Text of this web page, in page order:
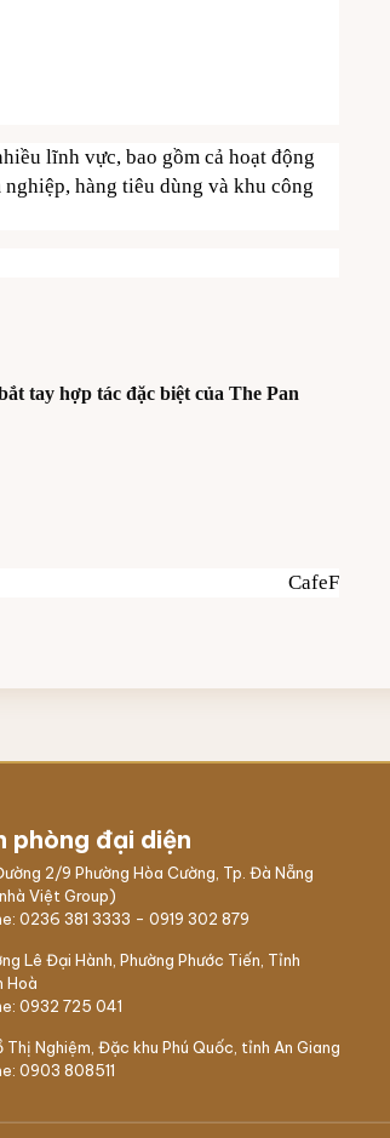
lĩnh vực, bao gồm cả hoạt động
hàng tiêu dùng và khu công
tay hợp tác đặc biệt của The Pan
CafeF
phòng đại diện
2/9 Phường Hòa Cường, Tp. Đà Nẵng
Việt Group)
0236 381 3333 -0919 302 879
Lê Đại Hành, Phường Phước Tiến, Tỉnh
Hoà
0932 725 041
Thị Nghiệm,Đặc khu Phú Quốc , tỉnh An Giang
0903 808511